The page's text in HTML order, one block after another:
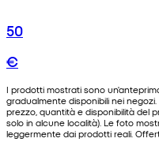
50
€
I prodotti mostrati sono
gradualmente disponibili nei
prezzo, quantità e disponibilità del
solo in alcune località). Le foto
leggermente dai prodotti reali.